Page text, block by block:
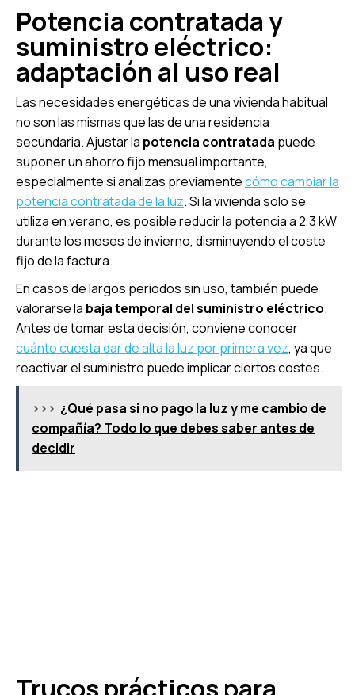
Potencia contratada y
suministro eléctrico:
adaptación al uso real
Las necesidades energéticas de una vivienda habitual
no son las mismas que las de una residencia
secundaria. Ajustar la potencia contratada puede
suponer un ahorro fijo mensual importante,
especialmente si analizas previamentecómo cambiar la
potencia contratada de la luz. Si la vivienda solo se
utiliza en verano, es posible reducir la potencia a 2,3 kW
durante los meses de invierno, disminuyendo el coste
fijo de la factura.
En casos de largos periodos sin uso, también puede
valorarse la baja temporal del suministro eléctrico.
Antes de tomar esta decisión, conviene conocer
cuánto cuesta dar de alta la luz por primera vez, ya que
reactivar el suministro puede implicar ciertos costes.
>>> ¿Qué pasa si no pago la luz y me cambio de
compañía? Todo lo que debes saber antes de
decidir